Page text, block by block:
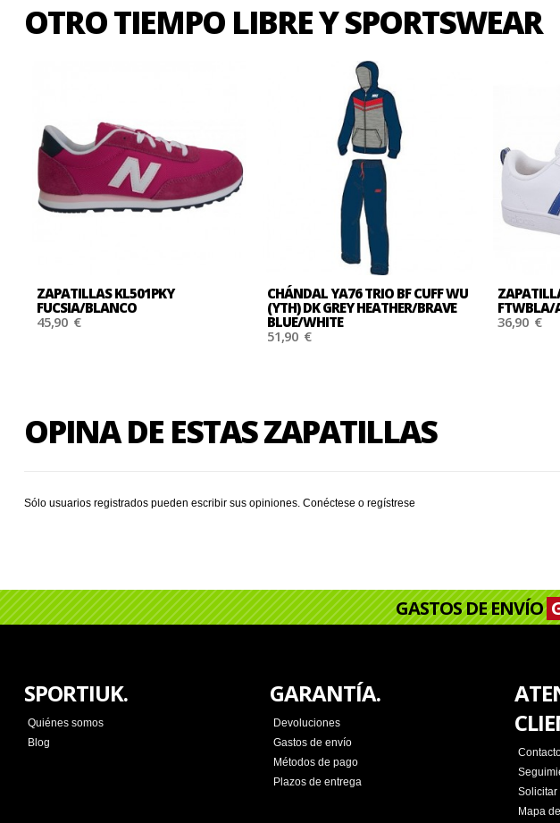
OTRO TIEMPO LIBRE Y SPORTSWEAR
ZAPATILLAS KL501PKY
FUCSIA/BLANCO
45,90 €
CHÁNDAL YA76 TRIO BF CUFF WU
(YTH) DK GREY HEATHER/BRAVE
BLUE/WHITE
51,90 €
FTWBLA/
36,90 €
OPINA DE ESTAS ZAPATILLAS
Sólo usuarios registrados pueden escribir sus opiniones.Conéctese oregístrese
GASTOS DE ENVÍO
SPORTIUK.
Quiénes somos
Blog
GARANTÍA.
Devoluciones
Gastos de envío
Métodos de pago
Plazos de entrega
Solicitar
Mapa